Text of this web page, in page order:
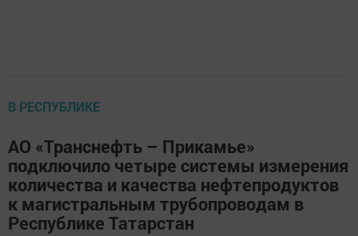
В РЕСПУБЛИКЕ
АО «Транснефть – Прикамье»
подключило четыре системы измерения
количества и качества нефтепродуктов
к магистральным трубопроводам в
Республике Татарстан